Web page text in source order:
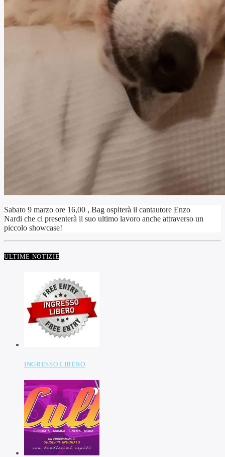
Sabato 9 marzo ore 16,00 , Bag ospiterà il cantautore Enzo
Nardi che ci presenterà il suo ultimo lavoro anche attraverso un
piccolo showcase!
ULTIME NOTIZIE
INGRESSO LIBERO